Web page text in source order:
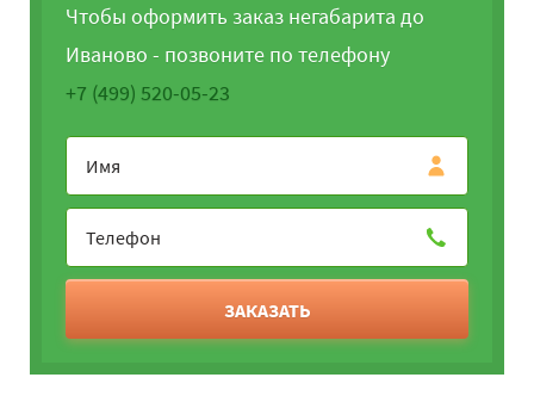
Чтобы оформить заказ негабарита до
Иваново - позвоните по телефону
+7 (499) 520-05-23
ЗАКАЗАТЬ